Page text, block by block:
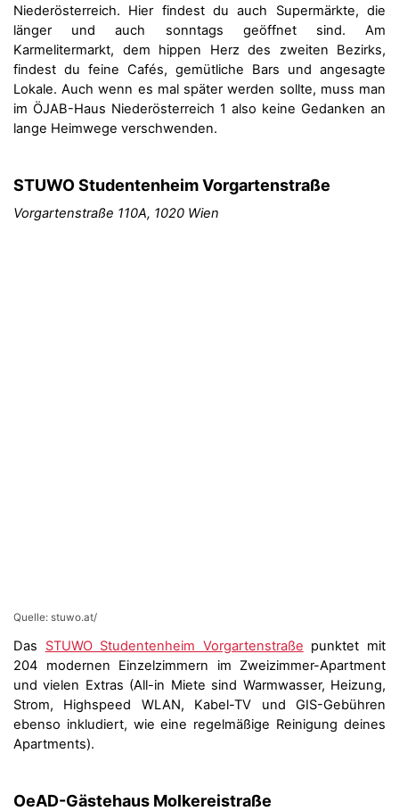
Niederösterreich. Hier findest du auch Supermärkte, die
länger und auch sonntags geöffnet sind. Am
Karmelitermarkt, dem hippen Herz des zweiten Bezirks,
findest du feine Cafés, gemütliche Bars und angesagte
Lokale. Auch wenn es mal später werden sollte, muss man
im ÖJAB-Haus Niederösterreich 1 also keine Gedanken an
lange Heimwege verschwenden.
STUWO Studentenheim Vorgartenstraße
Vorgartenstraße 110A, 1020 Wien
Quelle: stuwo.at/
Das STUWO Studentenheim Vorgartenstraße punktet mit
204 modernen Einzelzimmern im Zweizimmer-Apartment
und vielen Extras (All-in Miete sind Warmwasser, Heizung,
Strom, Highspeed WLAN, Kabel-TV und GIS-Gebühren
ebenso inkludiert, wie eine regelmäßige Reinigung deines
Apartments).
OeAD-Gästehaus Molkereistraße